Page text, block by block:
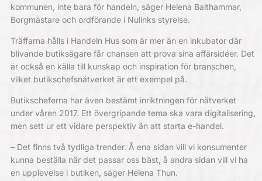
kommunen, inte bara för handeln, säger Helena Balthammar,
Borgmästare och ordförande i Nulinks styrelse.
Träffarna hålls i Handeln Hus som är mer än en inkubator där
blivande butiksägare får chansen att prova sina affärsidéer. Det
är också en källa till kunskap och inspiration för branschen,
vilket butikschefsnätverket är ett exempel på.
Butikscheferna har även bestämt inriktningen för nätverket
under våren 2017. Ett övergripande tema ska vara digitalisering,
men sett ur ett vidare perspektiv än att starta e-handel.
– Det finns två tydliga trender. Å ena sidan vill vi konsumenter
kunna beställa när det passar oss bäst, å andra sidan vill vi ha
en upplevelse i butiken, säger Helena Thun.